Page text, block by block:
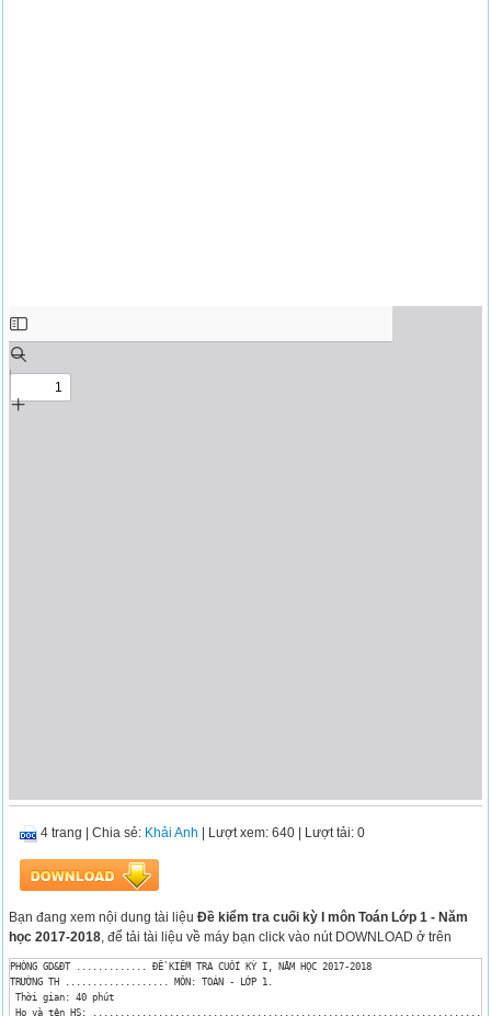
4 trang |Chia sẻ: Khải Anh | Lượt xem: 640 | Lượt tải: 0
Bạn đang xem nội dung tài liệuĐề kiểm tra cuối kỳ I môn Toán Lớp 1 - Năm
học 2017-2018, để tải tài liệu về máy bạn click vào nút DOWNLOAD ở trên
PHÒNG GD&ĐT ............. ĐỀ KIỂM TRA CUỐI KỲ I, NĂM HỌC 2017-2018
TRƯỜNG TH ................... MÔN: TOÁN - LỚP 1.
Thời gian: 40 phút
Họ và tên HS: